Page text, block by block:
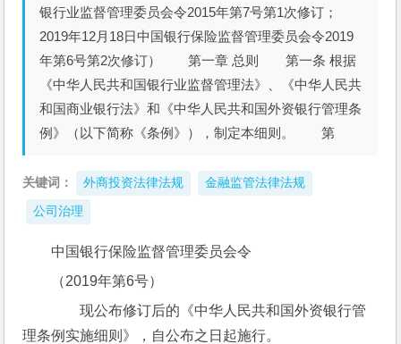
银行业监督管理委员会令2015年第7号第1次修订；
2019年12月18日中国银行保险监督管理委员会令2019
年第6号第2次修订） 第一章 总则 第一条 根据
《中华人民共和国银行业监督管理法》、《中华人民共
和国商业银行法》和《中华人民共和国外资银行管理条
例》（以下简称《条例》），制定本细则。 第
关键词： 外商投资法律法规 金融监管法律法规
公司治理
中国银行保险监督管理委员会令
（2019年第6号）
现公布修订后的《中华人民共和国外资银行管
理条例实施细则》，自公布之日起施行。